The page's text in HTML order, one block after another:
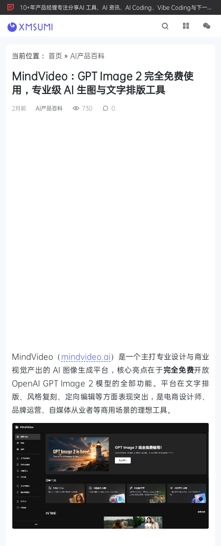
10+年产品经理专注分享AI 工具、AI 资讯、AI Coding、Vibe Coding与下一代
产品创新，按 Ctrl+D 收藏我们
当前位置： 首页 » AI产品百科
MindVideo：GPT Image 2 完全免费使
用，专业级 AI 生图与文字排版工具
2月前 AI产品百科 730 0
MindVideo（ mindvideo.ai）是一个主打专业设计与商业
视觉产出的 AI 图像生成平台，核心亮点在于完全免费开放
OpenAI GPT Image 2 模型的全部功能。平台在文字排
版、风格复刻、定向编辑等方面表现突出，是电商设计师、
品牌运营、自媒体从业者等商用场景的理想工具。